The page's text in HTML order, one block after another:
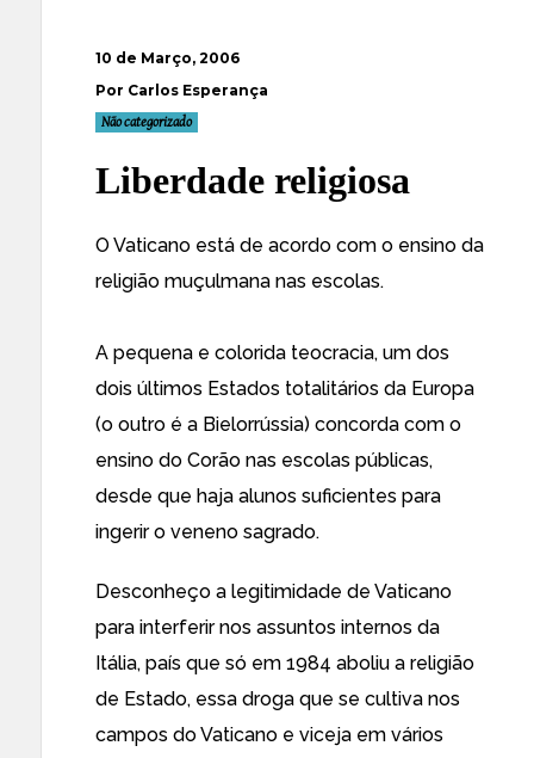
10 de Março, 2006
Por Carlos Esperança
Não categorizado
Liberdade religiosa
O Vaticano está de acordo com o ensino da
religião muçulmana nas escolas.
A pequena e colorida teocracia, um dos
dois últimos Estados totalitários da Europa
(o outro é a Bielorrússia) concorda com o
ensino do Corão nas escolas públicas,
desde que haja alunos suficientes para
ingerir o veneno sagrado.
Desconheço a legitimidade de Vaticano
para interferir nos assuntos internos da
Itália, país que só em 1984 aboliu a religião
de Estado, essa droga que se cultiva nos
campos do Vaticano e viceja em vários